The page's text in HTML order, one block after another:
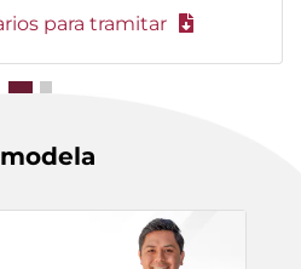
para tramitar